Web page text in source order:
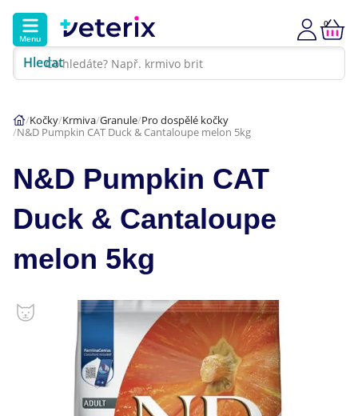
Menu
Hledat
0
Hlavní kategorie
Akce
Psi
Kočky
Veterinární diety
Dárkové poukazy
Klinika Veterix
Kočky Krmiva Granule Pro dospělé kočky
N&D Pumpkin CAT Duck & Cantaloupe melon 5kg
N&D Pumpkin CAT
Duck & Cantaloupe
melon 5kg